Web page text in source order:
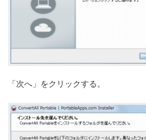
「次へ」をクリックする。